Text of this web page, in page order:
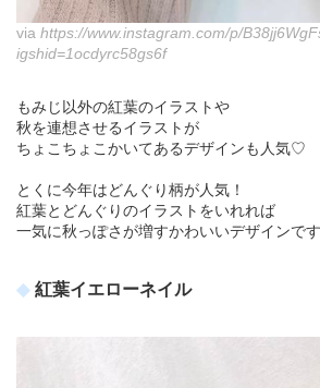
via https://www.instagram.com/p/
igshid=1ocdyrc58gs6f
もみじ以外の紅葉のイラストや
秋を連想させるイラストが
ちょこちょこかいてあるデザインも人気♡
とくに今年はどんぐり柄が人気！
紅葉とどんぐりのイラストをいれれば
一気に秋っぽさが増すかわいいデザインです
紅葉イエローネイル